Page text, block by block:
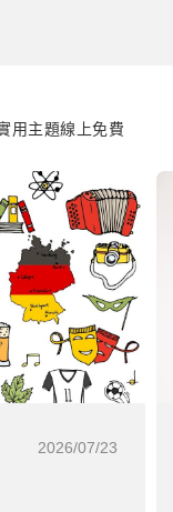
用主題線上免費
2026/07/23